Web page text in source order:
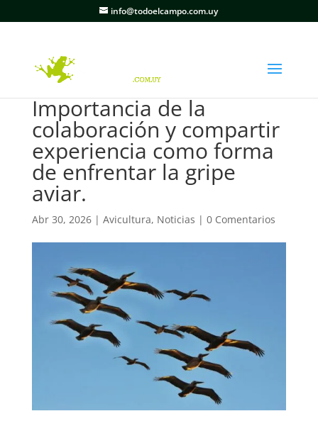
info@todoelcampo.com.uy
Importancia de la
colaboración y compartir
experiencia como forma
de enfrentar la gripe
aviar.
Abr 30, 2026| Avicultura, Noticias | 0 Comentarios